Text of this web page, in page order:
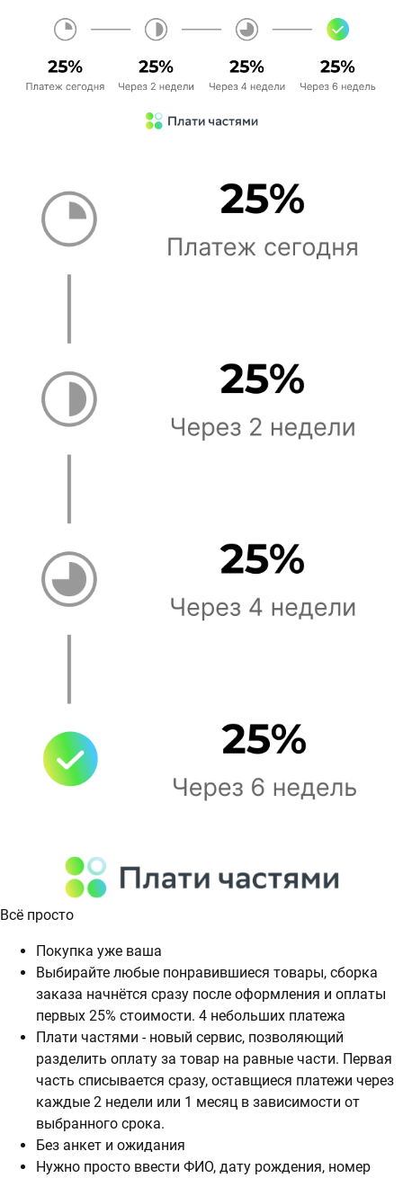
Всё просто
Покупка уже ваша
Выбирайте любые понравившиеся товары, сборка
заказа начнётся сразу после оформления и оплаты
первых 25% стоимости. 4 небольших платежа
Плати частями - новый сервис, позволяющий
разделить оплату за товар на равные части. Первая
часть списывается сразу, оставщиеся платежи через
каждые 2 недели или 1 месяц в зависимости от
выбранного срока.
Без анкет и ожидания
Нужно просто ввести ФИО, дату рождения, номер